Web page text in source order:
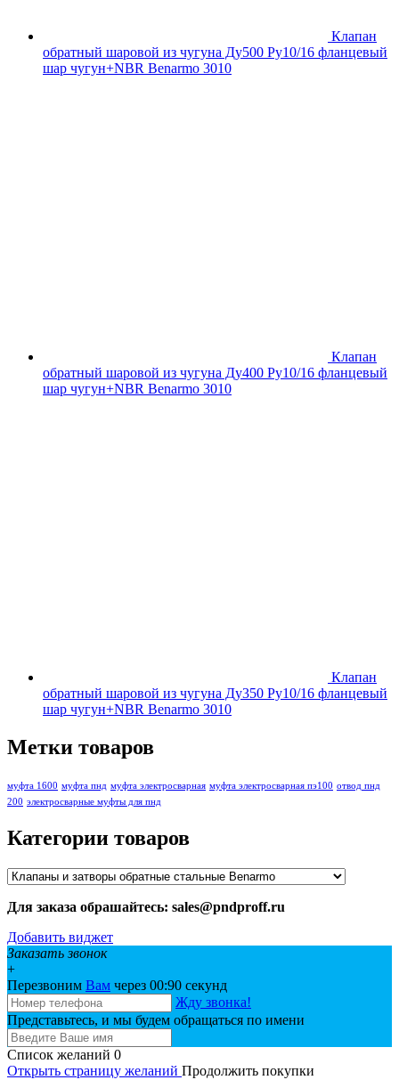
Клапан
обратный шаровой из чугуна Ду500 Ру10/16 фланцевый
шар чугун+NBR Benarmo 3010
Клапан
обратный шаровой из чугуна Ду400 Ру10/16 фланцевый
шар чугун+NBR Benarmo 3010
Клапан
обратный шаровой из чугуна Ду350 Ру10/16 фланцевый
шар чугун+NBR Benarmo 3010
Метки товаров
муфта 1600 муфта пнд муфта электросварная муфта электросварная пэ100 отвод пнд
200 электросварные муфты для пнд
Категории товаров
Для заказа обрашайтесь: sales@pndproff.ru
Добавить виджет
Заказать звонок
+
Перезвоним Вам через 00:90 секунд
Жду звонка!
Представьтесь, и мы будем обращаться по имени
Список желаний 0
Открыть страницу желаний Продолжить покупки